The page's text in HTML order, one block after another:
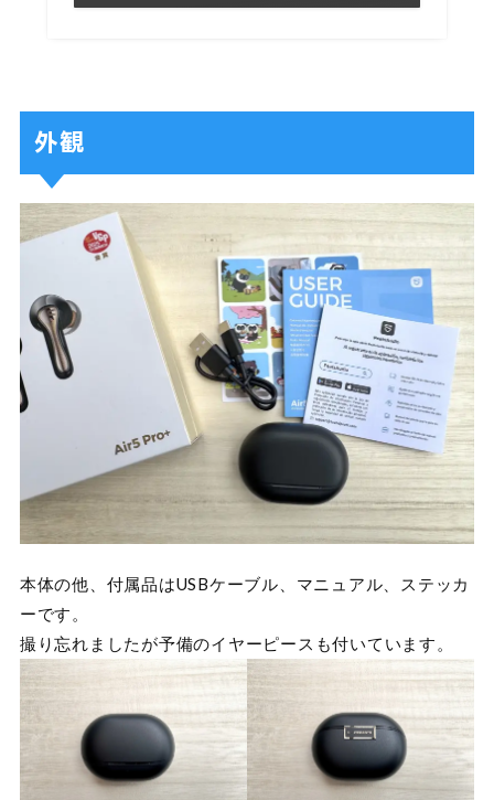
外観
本体の他、付属品はUSBケーブル、マニュアル、ステッカ
ーです。
撮り忘れましたが予備のイヤーピースも付いています。